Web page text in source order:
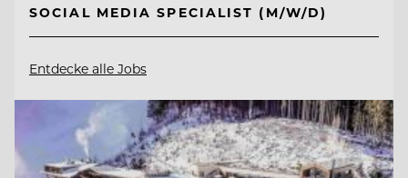
SOCIAL MEDIA SPECIALIST (M/W/D)
Entdecke alle Jobs